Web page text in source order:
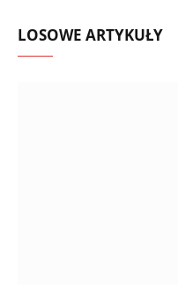
LOSOWE ARTYKUŁY